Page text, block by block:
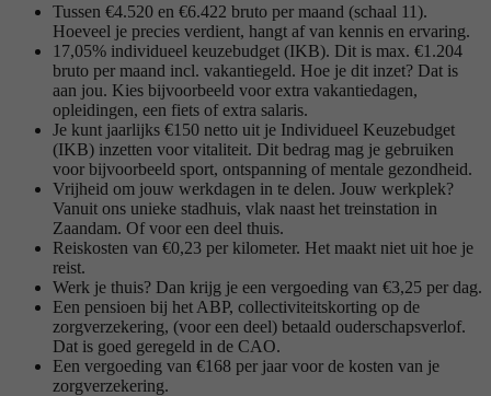
Tussen €4.520 en €6.422 bruto per maand (schaal 11).
Hoeveel je precies verdient, hangt af van kennis en ervaring.
17,05% individueel keuzebudget (IKB). Dit is max. €1.204
bruto per maand incl. vakantiegeld. Hoe je dit inzet? Dat is
aan jou. Kies bijvoorbeeld voor extra vakantiedagen,
opleidingen, een fiets of extra salaris.
Je kunt jaarlijks €150 netto uit je Individueel Keuzebudget
(IKB) inzetten voor vitaliteit. Dit bedrag mag je gebruiken
voor bijvoorbeeld sport, ontspanning of mentale gezondheid.
Vrijheid om jouw werkdagen in te delen. Jouw werkplek?
Vanuit ons unieke stadhuis, vlak naast het treinstation in
Zaandam. Of voor een deel thuis.
Reiskosten van €0,23 per kilometer. Het maakt niet uit hoe je
reist.
Werk je thuis? Dan krijg je een vergoeding van €3,25 per dag.
Een pensioen bij het ABP, collectiviteitskorting op de
zorgverzekering, (voor een deel) betaald ouderschapsverlof.
Dat is goed geregeld in de CAO.
Een vergoeding van €168 per jaar voor de kosten van je
zorgverzekering.